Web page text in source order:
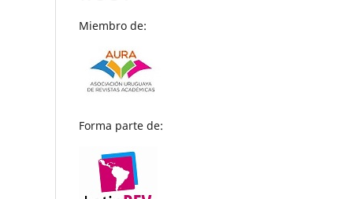
Miembro de:
Forma parte de: